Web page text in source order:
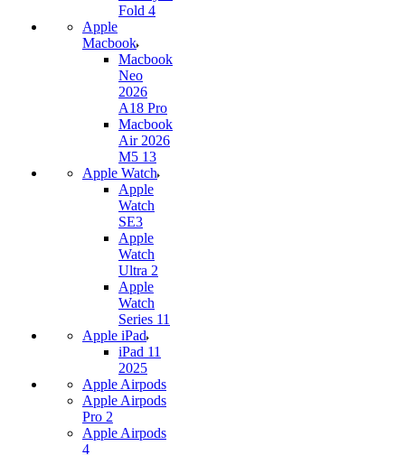
Fold 4
Apple
Macbook
Macbook
Neo
2026
A18 Pro
Macbook
Air 2026
M5 13
Apple Watch
Apple
Watch
SE3
Apple
Watch
Ultra 2
Apple
Watch
Series 11
Apple iPad
iPad 11
2025
Apple Airpods
Apple Airpods
Pro 2
Apple Airpods
4